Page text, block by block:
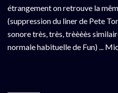
étrangement on retrouve la
(suppression du liner de Pete
sonore très, très, trèèèès
normale habituelle de Fun) ...